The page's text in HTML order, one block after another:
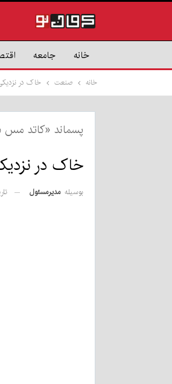
خانه جامعه
خانه صنعت خاک در
پسماند «کاتد مس
خاک در
بوسیله مدیرمسئول